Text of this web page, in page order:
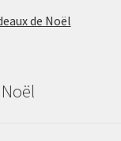
de Noël